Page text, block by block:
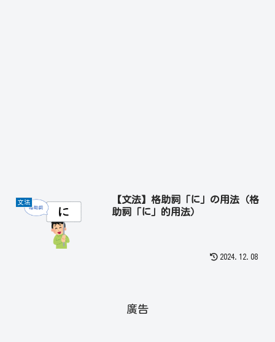
文法
【文法】格助詞「に」の用法（格
助詞「に」的用法）
2024.12.08
廣告